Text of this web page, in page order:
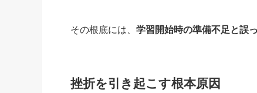
その根底には、 学習開始時の準備不足と誤
挫折を引き起こす根本原因